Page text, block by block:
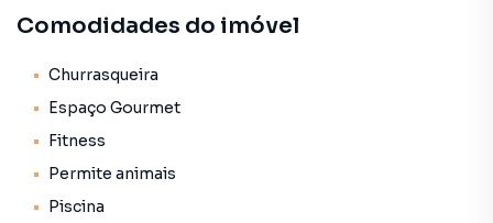
2 suítes,
suite máster com closet e sacada,
3 vagas, vinculadas à escritura,
LAZER,
Piscina
Comodidades do imóvel
Churrasqueira
Espaço Gourmet
Fitness
Permite animais
Piscina